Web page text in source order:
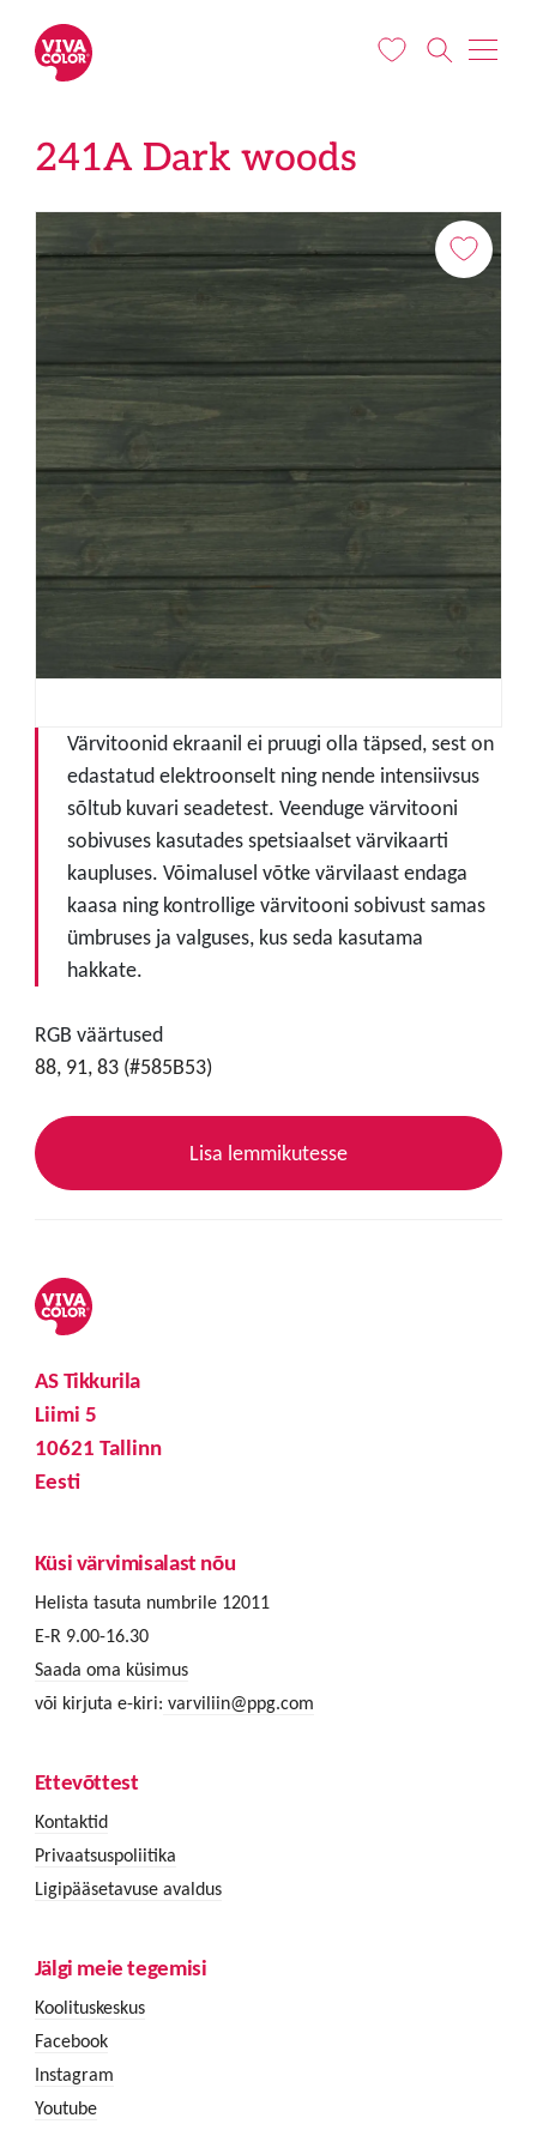
241A Dark woods
Värvitoonid ekraanil ei pruugi olla täpsed, sest on
edastatud elektroonselt ning nende intensiivsus
sõltub kuvari seadetest. Veenduge värvitooni
sobivuses kasutades spetsiaalset värvikaarti
kaupluses. Võimalusel võtke värvilaast endaga
kaasa ning kontrollige värvitooni sobivust samas
ümbruses ja valguses, kus seda kasutama
hakkate.
RGB väärtused
88, 91, 83 (#585B53)
Lisa lemmikutesse
AS Tikkurila
Liimi 5
10621 Tallinn
Eesti
Küsi värvimisalast nõu
Helista tasuta numbrile 12011
E-R 9.00-16.30
Saada oma küsimus
või kirjuta e-kiri: varviliin@ppg.com
Ettevõttest
Kontaktid
Privaatsuspoliitika
Ligipääsetavuse avaldus
Jälgi meie tegemisi
Koolituskeskus
Facebook
Instagram
Youtube